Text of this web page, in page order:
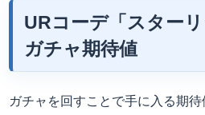
URコーデ「スター
ガチャ期待値
ガチャを回すことで手に入る期待